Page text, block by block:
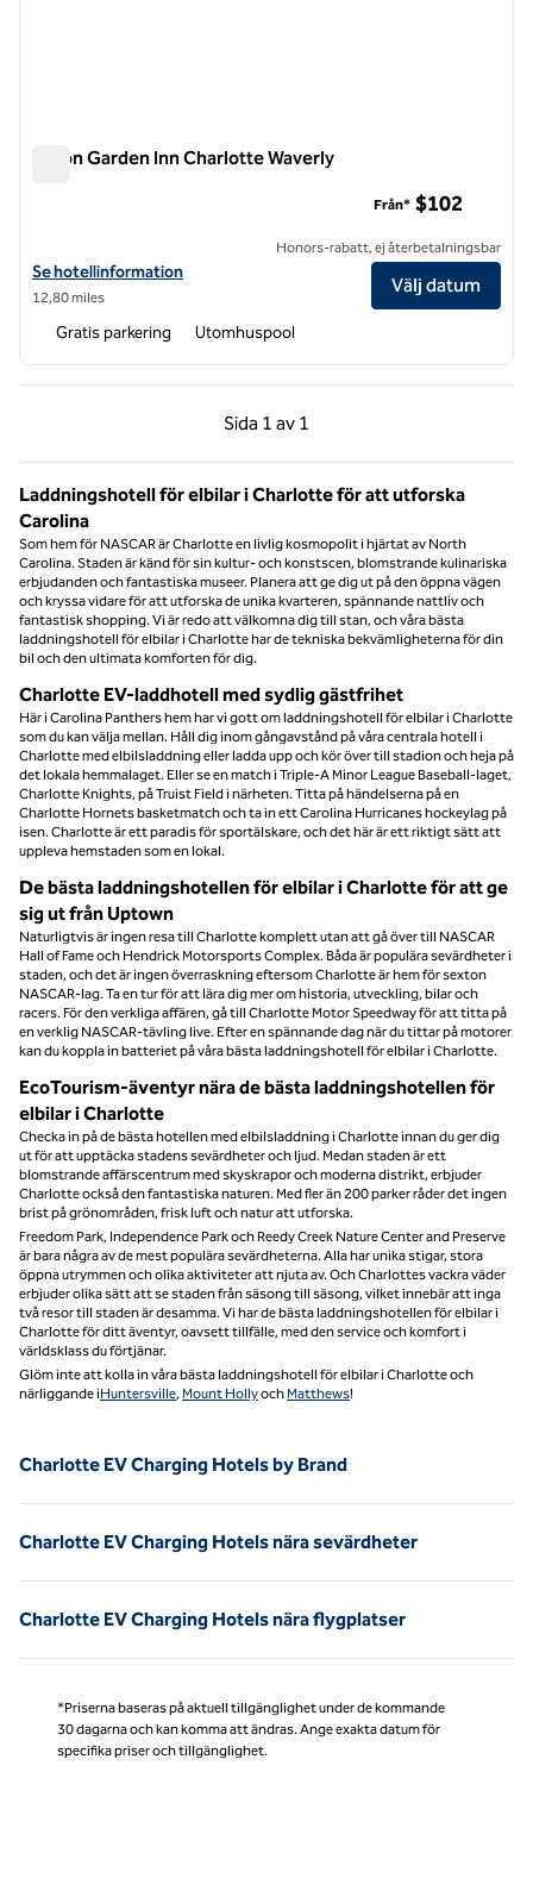
Hilton Garden Inn Charlotte Waverly
Visa hotelluppgifter för Hilton Garden Inn Charlotte Waverly
Se hotellinformation
12,80 miles
Från* $102
Honors-rabatt, ej återbetalningsbar
Välj datum
Gratis parkering Utomhuspool
Sida 1 av 1
Föregående sida, 1 av 1
Sida 1 av 1
Laddningshotell för elbilar i Charlotte för att utforska
Carolina
Som hem för NASCAR är Charlotte en livlig kosmopolit i hjärtat av North
Carolina. Staden är känd för sin kultur- och konstscen, blomstrande kulinariska
erbjudanden och fantastiska museer. Planera att ge dig ut på den öppna vägen
och kryssa vidare för att utforska de unika kvarteren, spännande nattliv och
fantastisk shopping. Vi är redo att välkomna dig till stan, och våra bästa
laddningshotell för elbilar i Charlotte har de tekniska bekvämligheterna för din
bil och den ultimata komforten för dig.
Charlotte EV-laddhotell med sydlig gästfrihet
Här i Carolina Panthers hem har vi gott om laddningshotell för elbilar i Charlotte
som du kan välja mellan. Håll dig inom gångavstånd på våra centrala hotell i
Charlotte med elbilsladdning eller ladda upp och kör över till stadion och heja på
det lokala hemmalaget. Eller se en match i Triple-A Minor League Baseball-laget,
Charlotte Knights, på Truist Field i närheten. Titta på händelserna på en
Charlotte Hornets basketmatch och ta in ett Carolina Hurricanes hockeylag på
isen. Charlotte är ett paradis för sportälskare, och det här är ett riktigt sätt att
uppleva hemstaden som en lokal.
De bästa laddningshotellen för elbilar i Charlotte för att ge
sig ut från Uptown
Naturligtvis är ingen resa till Charlotte komplett utan att gå över till NASCAR
Hall of Fame och Hendrick Motorsports Complex. Båda är populära sevärdheter i
staden, och det är ingen överraskning eftersom Charlotte är hem för sexton
NASCAR-lag. Ta en tur för att lära dig mer om historia, utveckling, bilar och
racers. För den verkliga affären, gå till Charlotte Motor Speedway för att titta på
en verklig NASCAR-tävling live. Efter en spännande dag när du tittar på motorer
kan du koppla in batteriet på våra bästa laddningshotell för elbilar i Charlotte.
EcoTourism-äventyr nära de bästa laddningshotellen för
elbilar i Charlotte
Checka in på de bästa hotellen med elbilsladdning i Charlotte innan du ger dig
ut för att upptäcka stadens sevärdheter och ljud. Medan staden är ett
blomstrande affärscentrum med skyskrapor och moderna distrikt, erbjuder
Charlotte också den fantastiska naturen. Med fler än 200 parker råder det ingen
brist på grönområden, frisk luft och natur att utforska.
Freedom Park, Independence Park och Reedy Creek Nature Center and Preserve
är bara några av de mest populära sevärdheterna. Alla har unika stigar, stora
öppna utrymmen och olika aktiviteter att njuta av. Och Charlottes vackra väder
erbjuder olika sätt att se staden från säsong till säsong, vilket innebär att inga
två resor till staden är desamma. Vi har de bästa laddningshotellen för elbilar i
Charlotte för ditt äventyr, oavsett tillfälle, med den service och komfort i
världsklass du förtjänar.
Glöm inte att kolla in våra bästa laddningshotell för elbilar i Charlotte och
närliggande iHuntersville, Mount HollyochMatthews!
Charlotte EV Charging Hotels by Brand
Charlotte EV Charging Hotels nära sevärdheter
Charlotte EV Charging Hotels nära flygplatser
*Priserna baseras på aktuell tillgänglighet under de kommande
30 dagarna och kan komma att ändras. Ange exakta datum för
specifika priser och tillgänglighet.